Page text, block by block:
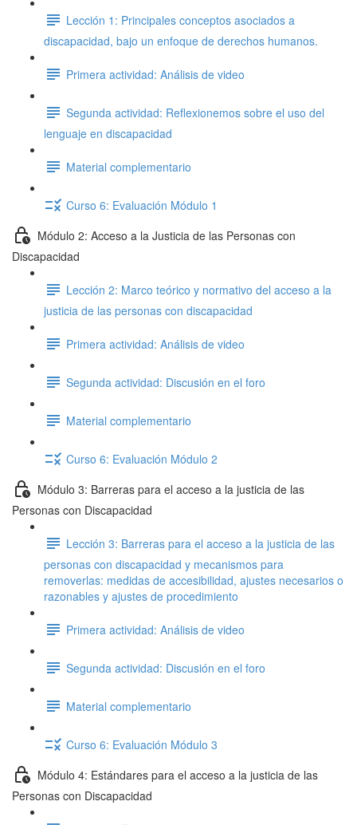
Lección 1: Principales conceptos asociados a
discapacidad, bajo un enfoque de derechos humanos.
Primera actividad: Análisis de video
Segunda actividad: Reflexionemos sobre el uso del
lenguaje en discapacidad
Material complementario
Curso 6: Evaluación Módulo 1
Módulo 2: Acceso a la Justicia de las Personas con
Discapacidad
Lección 2: Marco teórico y normativo del acceso a la
justicia de las personas con discapacidad
Primera actividad: Análisis de video
Segunda actividad: Discusión en el foro
Material complementario
Curso 6: Evaluación Módulo 2
Módulo 3: Barreras para el acceso a la justicia de las
Personas con Discapacidad
Lección 3: Barreras para el acceso a la justicia de las
personas con discapacidad y mecanismos para
removerlas: medidas de accesibilidad, ajustes necesarios o
razonables y ajustes de procedimiento
Primera actividad: Análisis de video
Segunda actividad: Discusión en el foro
Material complementario
Curso 6: Evaluación Módulo 3
Módulo 4: Estándares para el acceso a la justicia de las
Personas con Discapacidad